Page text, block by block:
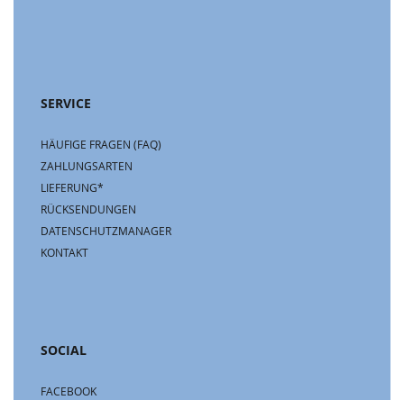
SERVICE
HÄUFIGE FRAGEN (FAQ)
ZAHLUNGSARTEN
LIEFERUNG*
RÜCKSENDUNGEN
DATENSCHUTZMANAGER
KONTAKT
SOCIAL
FACEBOOK